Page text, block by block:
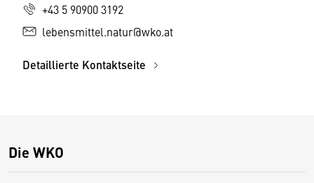
+43 5 90900 3192
lebensmittel.natur@wko.at
Detaillierte Kontaktseite
Die WKO